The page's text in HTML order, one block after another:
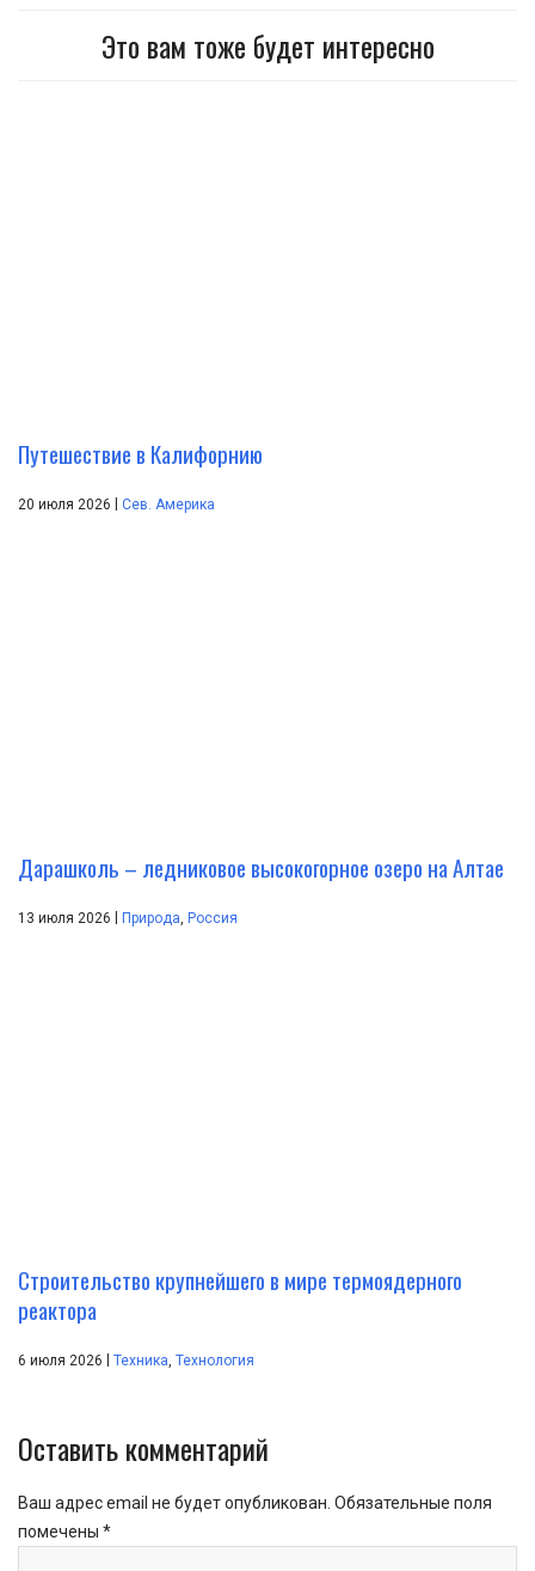
Это вам тоже будет интересно
Путешествие в Калифорнию
20 июля 2026 | Сев. Америка
Дарашколь – ледниковое высокогорное озеро на Алтае
13 июля 2026 | Природа Россия
Строительство крупнейшего в мире термоядерного
реактора
6 июля 2026 Техника, Технология
Оставить комментарий
Ваш адрес email не будет опубликован. Обязательные поля
помечены *